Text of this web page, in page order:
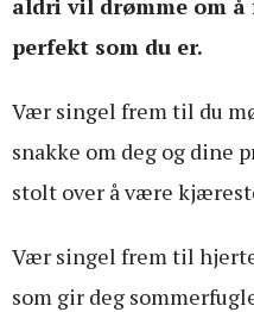
aldri vil drømme om å
perfekt som du er.
Vær singel frem til du
snakke om deg og dine
stolt over å være
Vær singel frem til
som gir deg